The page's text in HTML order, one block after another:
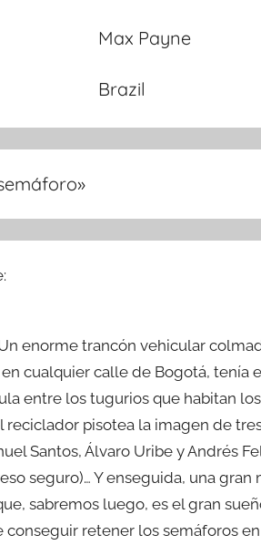
Max Payne
Brazil
»
enorme trancón vehicular
cualquier calle de Bogotá, tenía
entre los tugurios que habitan
reciclador pisotea la imagen de
Santos, Álvaro Uribe y Andrés
seguro)… Y enseguida, una
sabremos luego, es el gran
conseguir retener los semáforos